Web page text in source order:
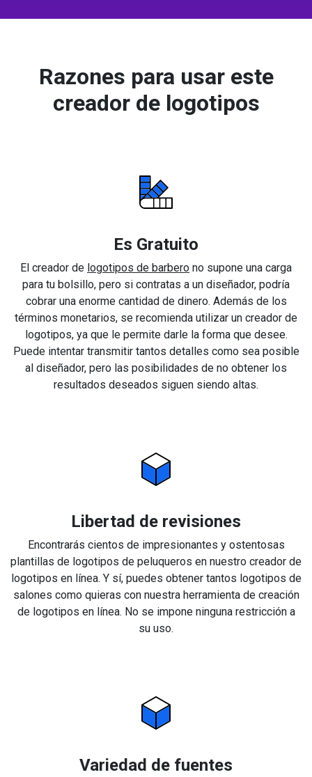
Razones para usar este
creador de logotipos
Es Gratuito
El creador de logotipos de barbero no supone una carga
para tu bolsillo, pero si contratas a un diseñador, podría
cobrar una enorme cantidad de dinero. Además de los
términos monetarios, se recomienda utilizar un creador de
logotipos, ya que le permite darle la forma que desee.
Puede intentar transmitir tantos detalles como sea posible
al diseñador, pero las posibilidades de no obtener los
resultados deseados siguen siendo altas.
Libertad de revisiones
Encontrarás cientos de impresionantes y ostentosas
plantillas de logotipos de peluqueros en nuestro creador de
logotipos en línea. Y sí, puedes obtener tantos logotipos de
salones como quieras con nuestra herramienta de creación
de logotipos en línea. No se impone ninguna restricción a
su uso.
Variedad de fuentes